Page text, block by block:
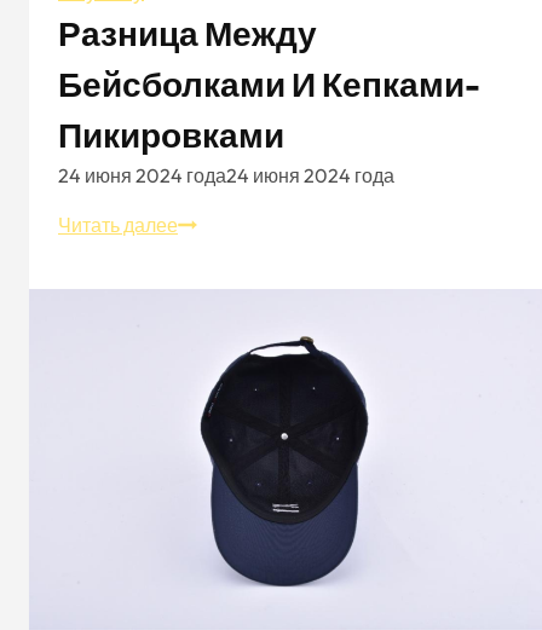
Разница Между
Бейсболками И Кепками-
Пикировками
24 июня 2024 года24 июня 2024 года
Читать далееРазница
бейсболками
кепками-
пикировками